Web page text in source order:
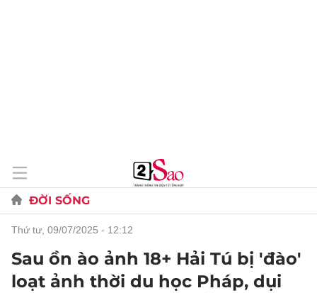
ĐỜI SỐNG
thứ tư, 09/07/2025 - 12:12
Sau ồn ào ảnh 18+ Hải Tú bị 'đào'
loạt ảnh thời du học Pháp, dụi